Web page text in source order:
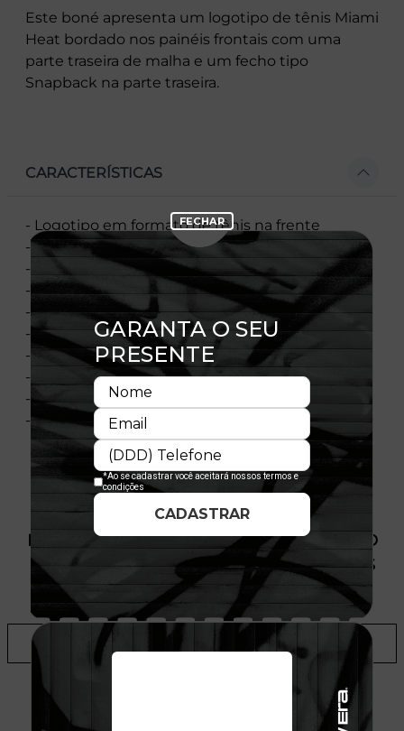
Este boné apresenta um logotipo de tênis Miami
Heat bordado nos painéis frontais com uma
parte traseira de malha e um fecho tipo
Snapback na parte traseira.
CARACTERÍSTICAS
- Logotipo em formato de tênis na frente
- Painel frontal único
- Flag New Era bordada à esquerda
- Painéis laterais e traseiros em mesh
- Aba curva
- Painéis frontais estruturados
- Ajustável
- Fechamento tipo Snapback
- Composição: 100% Poliéster
- Licença oficial
PRODUTO SEM ESTOQUE DÍSPONÍVEL NO
SITE, CONSULTE A DISPONIBILIDADE NAS
LOJAS
ADICIONAR A LISTA DE DESEJOS